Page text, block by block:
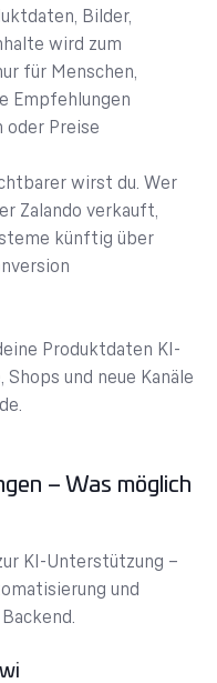
Bilder,
wird zum
für Menschen,
Empfehlungen
oder Preise
wirst du. Wer
Zalando verkauft,
künftig über
Produktdaten KI-
und neue Kanäle
– Was möglich
KI-Unterstützung –
und